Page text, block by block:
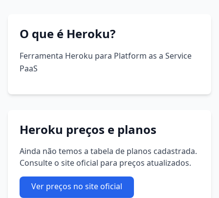
O que é Heroku?
Ferramenta Heroku para Platform as a Service
PaaS
Heroku preços e planos
Ainda não temos a tabela de planos cadastrada.
Consulte o site oficial para preços atualizados.
Ver preços no site oficial